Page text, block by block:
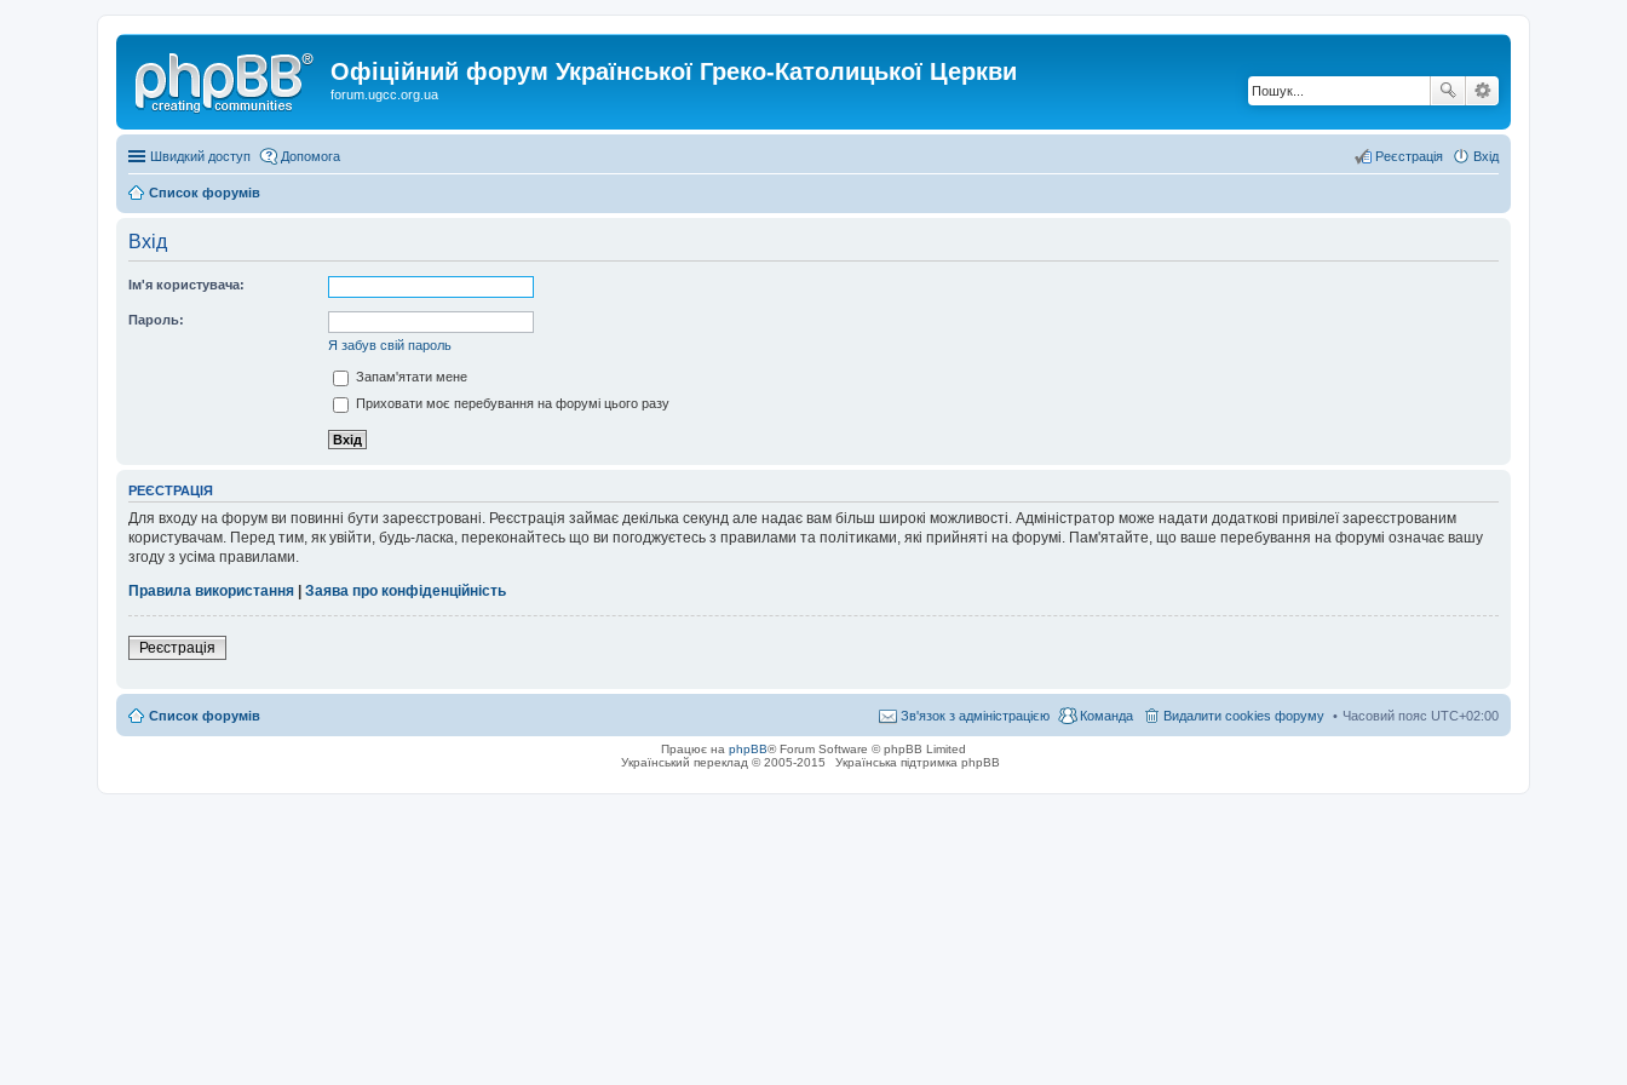
Офіційний форум Української Греко-Католицької Церкви
forum.ugcc.org.ua
Швидкий доступ Допомога Вхід
Реєстрація
Список форумів
Вхід
Ім'я користувача:
Пароль:
Я забув свій пароль
Запам'ятати мене
Приховати моє перебування на форумі цього разу
РЕЄСТРАЦІЯ
Для входу на форум ви повинні бути зареєстровані. Реєстрація займає декілька секунд але надає вам більш широкі можливості. Адміністратор може надати додаткові привілеї зареєстрованим
користувачам. Перед тим, як увійти, будь-ласка, переконайтесь що ви погоджуєтесь з правилами та політиками, які прийняті на форумі. Пам'ятайте, що ваше перебування на форумі означає вашу
згоду з усіма правилами.
Правила використання
Заява про конфіденційність
Реєстрація
Список форумів Часовий пояс UTC+02:00
Видалити cookies форуму
Команда
Зв'язок з адміністрацією
Працює на phpBB® Forum Software © phpBB Limited
Український переклад © 2005-2015
Українська підтримка phpBB